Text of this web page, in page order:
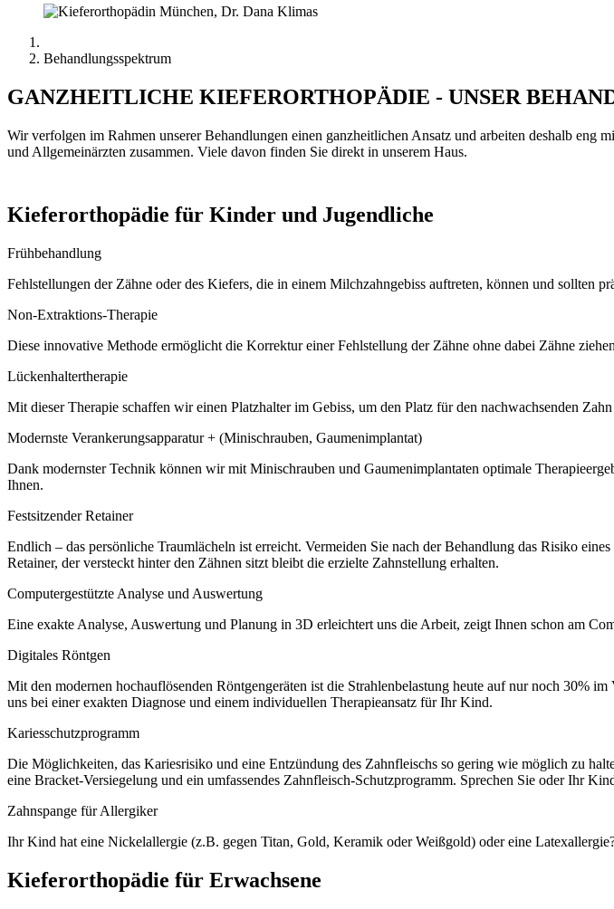
Behandlungsspektrum
GANZHEITLICHE KIEFERORTHOPÄDIE - UNSER
Wir verfolgen im Rahmen unserer Behandlungen einen ganzheitlichen Ansatz und arbeiten deshalb
und Allgemeinärzten zusammen. Viele davon finden Sie direkt in unserem Haus.
Kieferorthopädie für Kinder und Jugendliche
Frühbehandlung
Fehlstellungen der Zähne oder des Kiefers, die in einem Milchzahngebiss auftreten, können und sollten
Non-Extraktions-Therapie
Diese innovative Methode ermöglicht die Korrektur einer Fehlstellung der Zähne ohne dabei Zähne
Lückenhaltertherapie
Mit dieser Therapie schaffen wir einen Platzhalter im Gebiss, um den Platz für den nachwachsenden
Modernste Verankerungsapparatur + (Minischrauben, Gaumenimplantat)
Dank modernster Technik können wir mit Minischrauben und Gaumenimplantaten optimale
Ihnen.
Festsitzender Retainer
Endlich – das persönliche Traumlächeln ist erreicht. Vermeiden Sie nach der Behandlung das Risiko
Retainer, der versteckt hinter den Zähnen sitzt bleibt die erzielte Zahnstellung erhalten.
Computergestützte Analyse und Auswertung
Eine exakte Analyse, Auswertung und Planung in 3D erleichtert uns die Arbeit, zeigt Ihnen schon am
Digitales Röntgen
Mit den modernen hochauflösenden Röntgengeräten ist die Strahlenbelastung heute auf nur noch 30%
uns bei einer exakten Diagnose und einem individuellen Therapieansatz für Ihr Kind.
Kariesschutzprogramm
Die Möglichkeiten, das Kariesrisiko und eine Entzündung des Zahnfleischs so gering wie möglich zu
eine Bracket-Versiegelung und ein umfassendes Zahnfleisch-Schutzprogramm. Sprechen Sie oder Ihr
Zahnspange für Allergiker
Ihr Kind hat eine Nickelallergie (z.B. gegen Titan, Gold, Keramik oder Weißgold) oder eine
Kieferorthopädie für Erwachsene